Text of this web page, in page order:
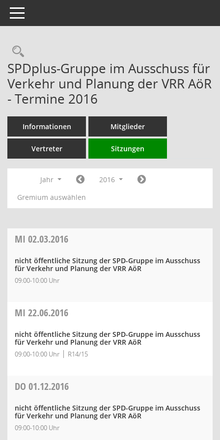
Toggle navigation
Rechercheauswahl
SPDplus-Gruppe im Ausschuss für
Verkehr und Planung der VRR AöR
- Termine 2016
Informationen Mitglieder
Vertreter Sitzungen
Jahr
2016
Gremium auswählen
MI 02.03.2016
nicht öffentliche Sitzung der SPD-Gruppe im Ausschuss
für Verkehr und Planung der VRR AöR
09:00-10:00 Uhr
MI 22.06.2016
nicht öffentliche Sitzung der SPD-Gruppe im Ausschuss
für Verkehr und Planung der VRR AöR
09:00-10:00 Uhr R14/15
DO 01.12.2016
nicht öffentliche Sitzung der SPD-Gruppe im Ausschuss
für Verkehr und Planung der VRR AöR
09:00-10:00 Uhr